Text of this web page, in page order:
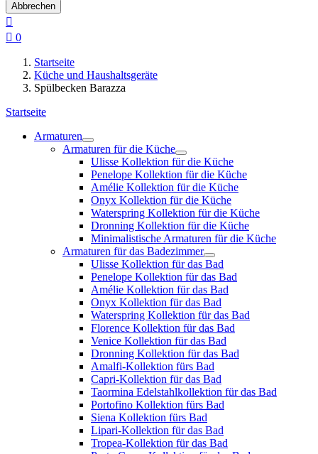
Abbrechen

 0
Startseite
Küche und Haushaltsgeräte
Spülbecken Barazza
Startseite
Armaturen
Armaturen für die Küche
Ulisse Kollektion für die Küche
Penelope Kollektion für die Küche
Amélie Kollektion für die Küche
Onyx Kollektion für die Küche
Waterspring Kollektion für die Küche
Dronning Kollektion für die Küche
Minimalistische Armaturen für die Küche
Armaturen für das Badezimmer
Ulisse Kollektion für das Bad
Penelope Kollektion für das Bad
Amélie Kollektion für das Bad
Onyx Kollektion für das Bad
Waterspring Kollektion für das Bad
Florence Kollektion für das Bad
Venice Kollektion für das Bad
Dronning Kollektion für das Bad
Amalfi-Kollektion fürs Bad
Capri-Kollektion für das Bad
Taormina Edelstahlkollektion für das Bad
Portofino Kollektion fürs Bad
Siena Kollektion fürs Bad
Lipari-Kollektion für das Bad
Tropea-Kollektion für das Bad